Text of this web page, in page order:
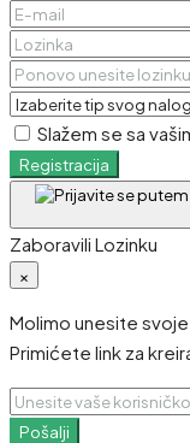
Slažem se sa
Registracija
Zaboravili Lozinku
×
Molimo unesite svoje
Primićete link za
Pošalji